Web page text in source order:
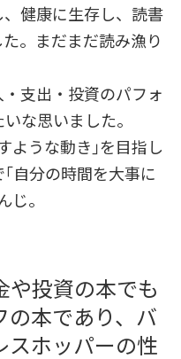
健康に生存し、読書
。まだまだ読み漁り
支出・投資のパフォ
な思いました。
ような動き｣を目指し
自分の時間を大事に
じ。
や投資の本でも
の本であり、バ
スホッパーの性